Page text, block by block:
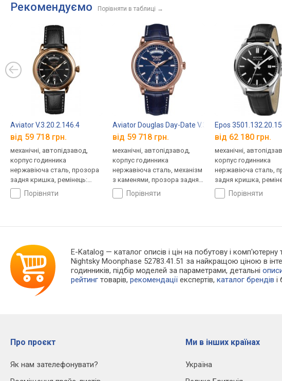
Рекомендуємо Порівняти в таблиці →
Aviator V.3.20.2.146.4
від 59 718 грн.
механічні, автопідзавод,
корпус годинника
нержавіюча сталь, прозора
задня кришка, ремінець:
ремінець шкіряний, WR 50,
Швейцарія
порівняти
Aviator Douglas Day-Date V.3.20.2.225.4
від 59 718 грн.
механічні, автопідзавод,
корпус годинника
нержавіюча сталь, механізм
з каменями, прозора задня
кришка, ремінець: ремінець
шкіряний, WR 100, Швейцарія
порівняти
Epos
від 62 180 грн.
механічні,
корпус годинника
нержавіюча сталь,
задня кришка,
ремінець шкіряний,
Швейцарія
порівняти
E-Katalog — каталог описів і цін на побутову і
Nightsky Moonphase 52783.41.51 за найкращою ціною в
годинників, підбір моделей за параметрами, детальні
рейтинг товарів,рекомендації експертів,каталог брендів і
Про проєкт
Як нам зателефонувати?
Ми в інших країнах
Україна